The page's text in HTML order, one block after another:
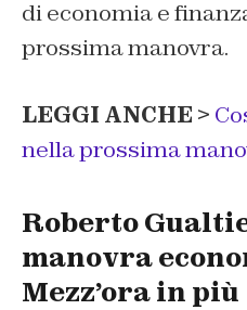
di economia e
prossima manovra.
LEGGI ANCHE >
nella prossima
Roberto
manovra
Mezz’ora in più